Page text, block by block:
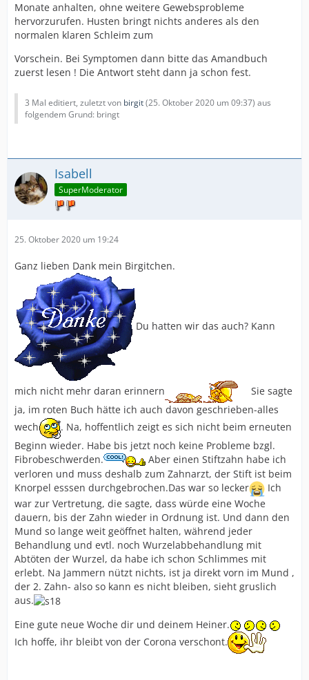
Monate anhalten, ohne weitere Gewebsprobleme
hervorzurufen. Husten bringt nichts anderes als den
normalen klaren Schleim zum
Vorschein. Bei Symptomen dann bitte das Amandbuch
zuerst lesen ! Die Antwort steht dann ja schon fest.
3 Mal editiert, zuletzt von birgit(25. Oktober 2020 um 09:37) aus
folgendem Grund: bringt
Isabell
SuperModerator
25. Oktober 2020 um 19:24
Ganz lieben Dank mein Birgitchen.
Du hatten wir das auch? Kann
mich nicht mehr daran erinnern
Sie sagte
ja, im roten Buch hätte ich auch davon geschrieben-alles
wech
. Na, hoffentlich zeigt es sich nicht beim erneuten
Beginn wieder. Habe bis jetzt noch keine Probleme bzgl.
Fibrobeschwerden.
Aber einen Stiftzahn habe ich
verloren und muss deshalb zum Zahnarzt, der Stift ist beim
Knorpel esssen durchgebrochen.Das war so lecker
Ich
war zur Vertretung, die sagte, dass würde eine Woche
dauern, bis der Zahn wieder in Ordnung ist. Und dann den
Mund so lange weit geöffnet halten, während jeder
Behandlung und evtl. noch Wurzelabbehandlung mit
Abtöten der Wurzel, da habe ich schon Schlimmes mit
erlebt. Na Jammern nützt nichts, ist ja direkt vorn im Mund ,
der 2. Zahn- also so kann es nicht bleiben, sieht gruslich
aus.
Eine gute neue Woche dir und deinem Heiner.
Ich hoffe, ihr bleibt von der Corona verschont.